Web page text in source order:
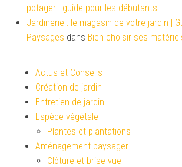
potager : guide pour les débutants
Jardinerie : le magasin de votre jardin |
Paysages dans Bien choisir ses
Actus et Conseils
Création de jardin
Entretien de jardin
Espèce végétale
Plantes et plantations
Aménagement paysager
Clôture et brise-vue